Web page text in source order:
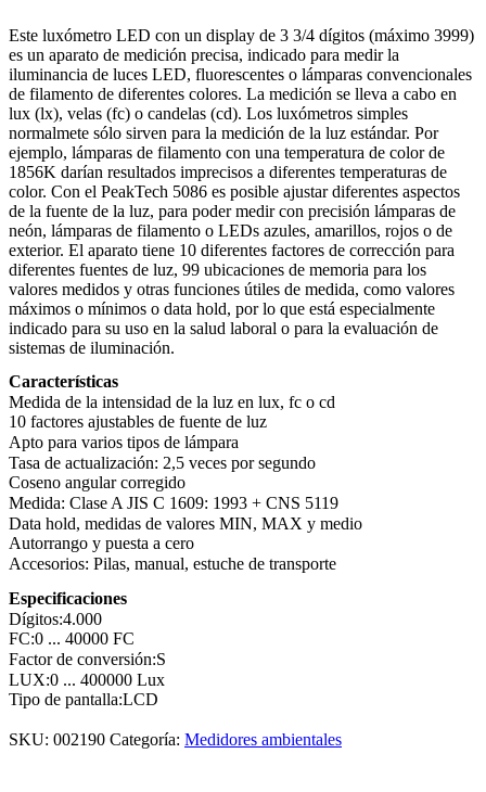
Este luxómetro LED con un display de 3 3/4 dígitos (máximo 3999)
es un aparato de medición precisa, indicado para medir la
iluminancia de luces LED, fluorescentes o lámparas convencionales
de filamento de diferentes colores. La medición se lleva a cabo en
lux (lx), velas (fc) o candelas (cd). Los luxómetros simples
normalmete sólo sirven para la medición de la luz estándar. Por
ejemplo, lámparas de filamento con una temperatura de color de
1856K darían resultados imprecisos a diferentes temperaturas de
color. Con el PeakTech 5086 es posible ajustar diferentes aspectos
de la fuente de la luz, para poder medir con precisión lámparas de
neón, lámparas de filamento o LEDs azules, amarillos, rojos o de
exterior. El aparato tiene 10 diferentes factores de corrección para
diferentes fuentes de luz, 99 ubicaciones de memoria para los
valores medidos y otras funciones útiles de medida, como valores
máximos o mínimos o data hold, por lo que está especialmente
indicado para su uso en la salud laboral o para la evaluación de
sistemas de iluminación.
Características
Medida de la intensidad de la luz en lux, fc o cd
10 factores ajustables de fuente de luz
Apto para varios tipos de lámpara
Tasa de actualización: 2,5 veces por segundo
Coseno angular corregido
Medida: Clase A JIS C 1609: 1993 + CNS 5119
Data hold, medidas de valores MIN, MAX y medio
Autorrango y puesta a cero
Accesorios: Pilas, manual, estuche de transporte
Especificaciones
Dígitos:4.000
FC:0 ... 40000 FC
Factor de conversión:S
LUX:0 ... 400000 Lux
Tipo de pantalla:LCD
SKU: 002190 Categoría: Medidores ambientales